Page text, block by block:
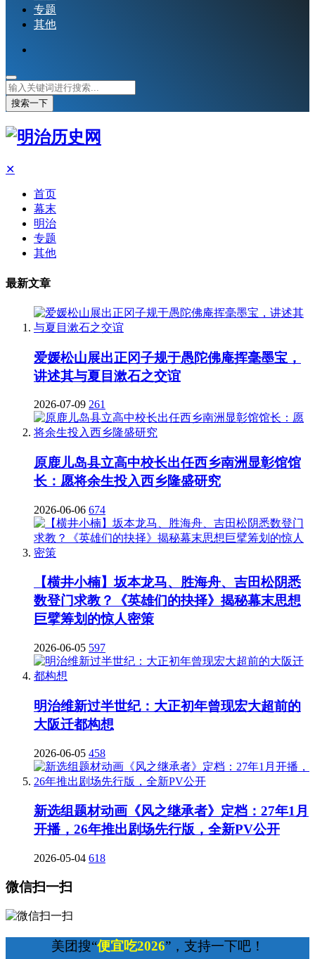
专题
其他
搜索一下
✕
首页
幕末
明治
专题
其他
最新文章
爱媛松山展出正冈子规于愚陀佛庵挥毫墨宝，
讲述其与夏目漱石之交谊
2026-07-09 261
原鹿儿岛县立高中校长出任西乡南洲显彰馆馆
长：愿将余生投入西乡隆盛研究
2026-06-06 674
【横井小楠】坂本龙马、胜海舟、吉田松阴悉
数登门求教？《英雄们的抉择》揭秘幕末思想
巨擘筹划的惊人密策
2026-06-05 597
明治维新过半世纪：大正初年曾现宏大超前的
大阪迁都构想
2026-06-05 458
新选组题材动画《风之继承者》定档：27年1月
开播，26年推出剧场先行版，全新PV公开
2026-05-04 618
微信扫一扫
美团搜“便宜吃2026”，支持一下吧！